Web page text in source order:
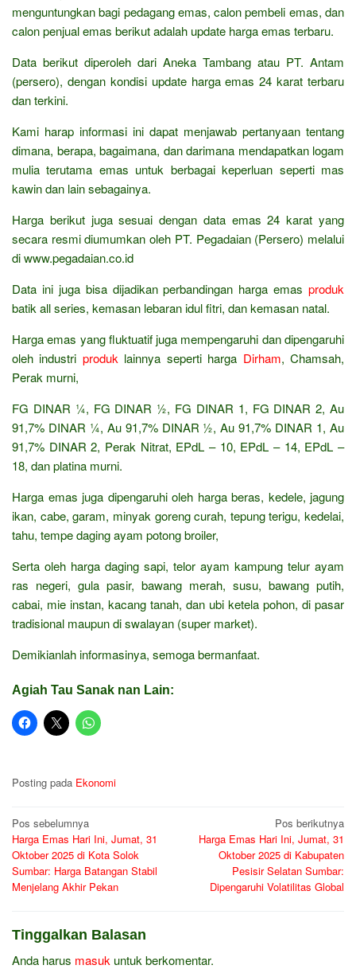
menguntungkan bagi pedagang emas, calon pembeli emas, dan
calon penjual emas berikut adalah update harga emas terbaru.
Data berikut diperoleh dari Aneka Tambang atau PT. Antam
(persero), dengan kondisi update harga emas 24 karat terbaru
dan terkini.
Kami harap informasi ini dapat menjawab pertanyaan tentang
dimana, berapa, bagaimana, dan darimana mendapatkan logam
mulia terutama emas untuk berbagai keperluan seperti mas
kawin dan lain sebagainya.
Harga berikut juga sesuai dengan data emas 24 karat yang
secara resmi diumumkan oleh PT. Pegadaian (Persero) melalui
di www.pegadaian.co.id
Data ini juga bisa dijadikan perbandingan harga emas produk
batik all series, kemasan lebaran idul fitri, dan kemasan natal.
Harga emas yang fluktuatif juga mempengaruhi dan dipengaruhi
oleh industri produklainnya seperti harga Dirham, Chamsah,
Perak murni,
FG DINAR ¼, FG DINAR ½, FG DINAR 1, FG DINAR 2, Au
91,7% DINAR ¼, Au 91,7% DINAR ½, Au 91,7% DINAR 1, Au
91,7% DINAR 2, Perak Nitrat, EPdL – 10, EPdL – 14, EPdL –
18, dan platina murni.
Harga emas juga dipengaruhi oleh harga beras, kedele, jagung
ikan, cabe, garam, minyak goreng curah, tepung terigu, kedelai,
tahu, tempe daging ayam potong broiler,
Serta oleh harga daging sapi, telor ayam kampung telur ayam
ras negeri, gula pasir, bawang merah, susu, bawang putih,
cabai, mie instan, kacang tanah, dan ubi ketela pohon, di pasar
tradisional maupun di swalayan (super market).
Demikianlah informasinya, semoga bermanfaat.
Agiah Tau Sanak nan Lain:
Posting pada Ekonomi
Navigasi
pos
Pos sebelumnya
Harga Emas Hari Ini, Jumat, 31
Oktober 2025 di Kota Solok
Sumbar: Harga Batangan Stabil
Menjelang Akhir Pekan
Pos berikutnya
Harga Emas Hari Ini, Jumat, 31
Oktober 2025 di Kabupaten
Pesisir Selatan Sumbar:
Dipengaruhi Volatilitas Global
Tinggalkan Balasan
Anda harus masuk untuk berkomentar.